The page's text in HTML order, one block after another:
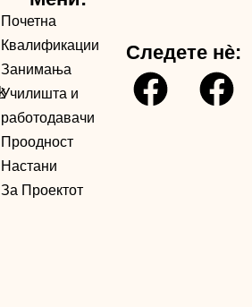
Почетна
Квалификации
Занимања
Училишта и
работодавачи
Проодност
Настани
За Проектот
Следете нè: